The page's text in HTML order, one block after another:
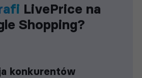
LivePrice na
Shopping?
konkurentów